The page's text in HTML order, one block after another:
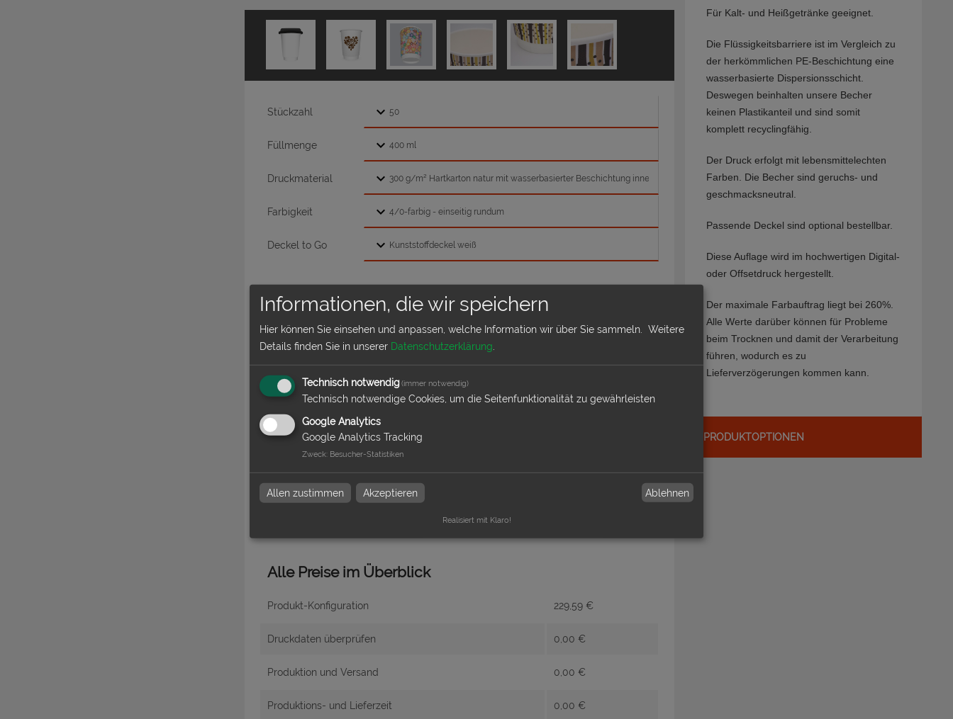
Stückzahl
Füllmenge
Druckmaterial
Farbigkeit
Deckel to Go
Druckdaten überprüfen
Datencheck
Produktion und Versand
Lieferzeit
Alle Preise im Überblick
Produkt-Konfiguration 229,59 €
Druckdaten überprüfen 0,00 €
Produktion und Versand 0,00 €
Produktions- und Lieferzeit 0,00 €
Für Kalt- und Heißgetränke geeignet.
Die Flüssigkeitsbarriere ist im Vergleich zu
der herkömmlichen PE-Beschichtung eine
wasserbasierte Dispersionsschicht.
Deswegen beinhalten unsere Becher
keinen Plastikanteil und sind somit
komplett recyclingfähig.
Der Druck erfolgt mit lebensmittelechten
Farben. Die Becher sind geruchs- und
geschmacksneutral.
Passende Deckel sind optional bestellbar.
Diese Auflage wird im hochwertigen Digital-
oder Offsetdruck hergestellt.
Der maximale Farbauftrag liegt bei 260%.
Alle Werte darüber können für Probleme
beim Trocknen und damit der Verarbeitung
führen, wodurch es zu
Lieferverzögerungen kommen kann.
PRODUKTOPTIONEN
Informationen, die wir speichern
Hier können Sie einsehen und anpassen, welche Information wir über Sie sammeln.
Weitere
Details finden Sie in unserer Datenschutzerklärung
Technisch notwendig(immer notwendig)
Technisch notwendige Cookies, um die Seitenfunktionalität zu gewährleisten
Google Analytics
Google Analytics Tracking
Zweck: Besucher-Statistiken
Allen zustimmen Akzeptieren Ablehnen
Realisiert mit Klaro!